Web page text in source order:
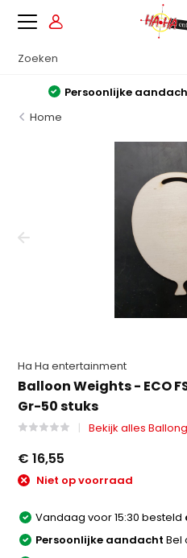
Persoonlijke
Home
Ha Ha entertainment
Balloon Weights - ECO
Gr-50 stuks
Bekijk alles
€ 16,55
Niet op voorraad
Vandaag voor 15:30 besteld
Persoonlijke aandacht Bel